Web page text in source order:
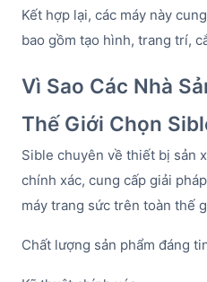
Kết hợp lại, các máy này
bao gồm tạo hình, trang trí,
Vì Sao Các Nhà
Thế Giới Chọn
Sible chuyên về thiết bị sản
chính xác, cung cấp giải
máy trang sức trên toàn thế
Chất lượng sản phẩm đáng